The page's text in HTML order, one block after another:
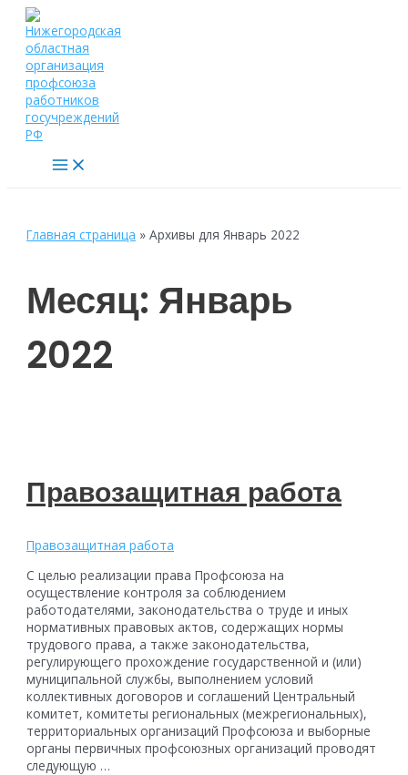
Перейти
содержимому
Main
Menu
Главная страница »Архивы для Январь 2022
Месяц: Январь
2022
Правозащитная работа
Правозащитная работа
С целью реализации права Профсоюза на
осуществление контроля за соблюдением
работодателями, законодательства о труде и иных
нормативных правовых актов, содержащих нормы
трудового права, а также законодательства,
регулирующего прохождение государственной и (или)
муниципальной службы, выполнением условий
коллективных договоров и соглашений Центральный
комитет, комитеты региональных (межрегиональных),
территориальных организаций Профсоюза и выборные
органы первичных профсоюзных организаций проводят
следующую …